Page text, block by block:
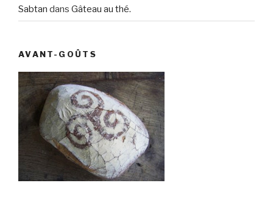
Sabtan dans Gâteau au thé.
AVANT-GOÛTS